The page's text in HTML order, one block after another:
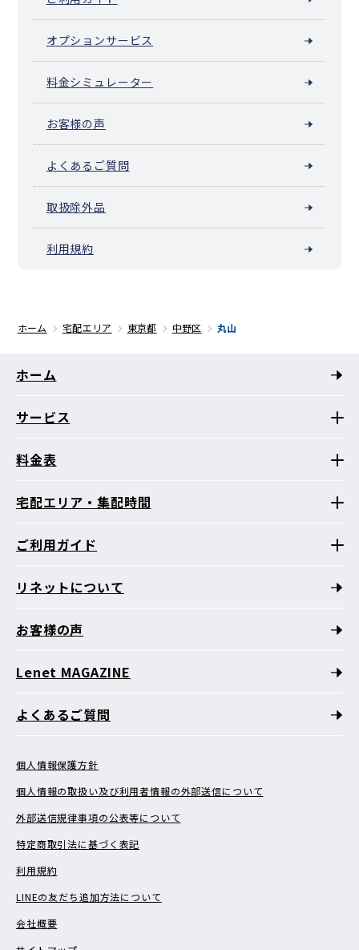
オプションサービス
料金シミュレーター
お客様の声
よくあるご質問
取扱除外品
利用規約
ホーム 宅配エリア 東京都 中野区 丸山
ホーム
サービス
料金表
宅配エリア・集配時間
ご利用ガイド
リネットについて
お客様の声
Lenet MAGAZINE
よくあるご質問
個人情報保護方針
個人情報の取扱い及び利用者情報の外部送信について
外部送信規律事項の公表等について
特定商取引法に基づく表記
利用規約
LINEの友だち追加方法について
会社概要